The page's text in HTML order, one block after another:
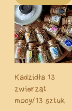
Kadzidła 13
zwierząt
mocy/13 sztuk